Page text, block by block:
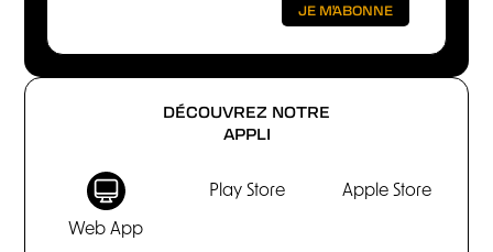
DÉCOUVREZ NOTRE
APPLI
Web App
Play Store Apple Store